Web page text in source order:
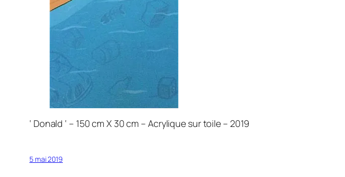
‘ Donald ‘ – 150 cm X 30 cm – Acrylique sur toile – 2019
5 mai 2019